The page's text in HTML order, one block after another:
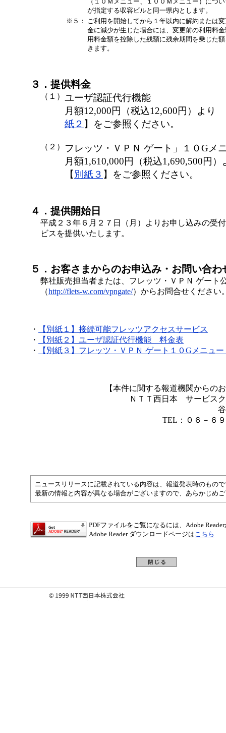
が指定する収容ビルと同一県内とします。
※５： ご利用を開始してから１年以内に解約または
金に減少が生じた場合には、変更前の利用料
用料金額を控除した残額に残余期間を乗じた
きます。
３．提供料金
（１） ユーザ認証代行機能
月額12,000円（税込12,600円）よ
紙２ 】をご参照ください。
（２）
フレッツ・ＶＰＮ ゲート」１０Gメ
月額1,610,000円（税込1,690,500円
【 別紙３ 】をご参照ください。
４．提供開始日
平成２３年６月２７日（月）よりお申し込みの受
ビスを提供いたします。
５．お客さまからのお申込み・お問い合わ
弊社販売担当者または、フレッツ・ＶＰＮ ゲート
（http://flets-w.com/vpngate/）からお問合せください
・
【別紙１】接続可能フレッツアクセスサービス
・
【別紙２】ユーザ認証代行機能 料金表
・
【別紙３】フレッツ・ＶＰＮ ゲート１０Gメニュ
【本件に関する報道機関からの
ＮＴＴ西日本 サービス
TEL：０６－６
ニュースリリースに記載されている内容は、報道発表時のもの
最新の情報と内容が異なる場合がございますので、あらかじめ
PDFファイルをご覧になるには、Adobe
Adobe Reader ダウンロードページはこちら